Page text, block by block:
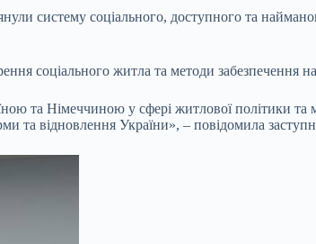
систему соціального, доступного та
соціального житла та методи забезпечення
та Німеччиною у сфері житлової політики та
та відновлення України», – повідомила